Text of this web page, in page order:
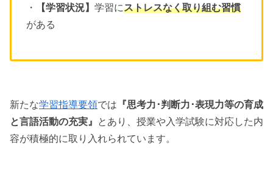
・ 【学習状況】 学習にストレスなく取り組む習慣
がある
新たな学習指導要領では 『思考力･判断力･表現力等の育成
と言語活動の充実』 とあり、授業や入学試験に対応した内
容が積極的に取り入れられています。